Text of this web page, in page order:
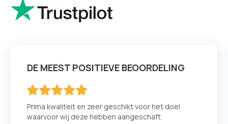
DE MEEST POSITIEVE BEOORDELING
Prima kwaliteit en zeer geschikt voor het doel
waarvoor wij deze hebben aangeschaft.